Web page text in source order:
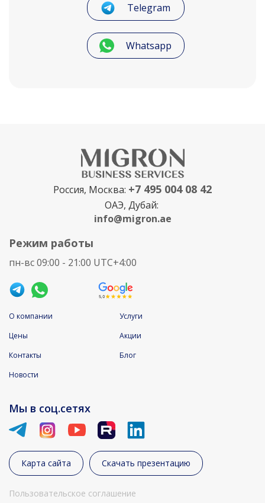
Telegram
Whatsapp
Россия, Москва: +7 495 004 08 42
ОАЭ, Дубай:
info@migron.ae
Режим работы
пн-вс 09:00 - 21:00 UTC+4:00
О компании
Цены
Контакты
Новости
Услуги
Акции
Блог
Мы в соц.сетях
Карта сайта Скачать презентацию
Пользовательское соглашение